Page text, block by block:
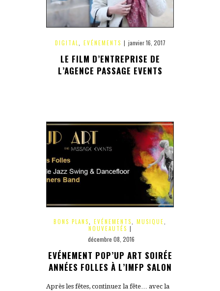
DIGITAL, EVÉNEMENTS | janvier 16, 2017
LE FILM D’ENTREPRISE DE
L’AGENCE PASSAGE EVENTS
BONS PLANS, EVÉNEMENTS, MUSIQUE,
NOUVEAUTÉS |
décembre 08, 2016
EVÉNEMENT POP’UP ART SOIRÉE
ANNÉES FOLLES À L’IMFP SALON
Après les fêtes, continuez la fête… avec la